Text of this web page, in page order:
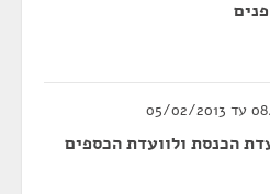
הכנסת ולוועדת הכספים